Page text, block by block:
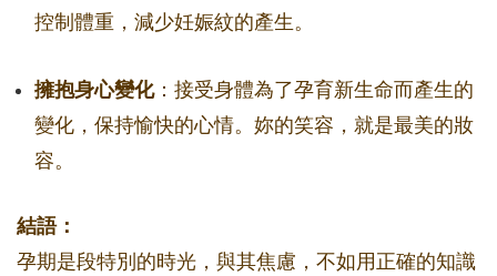
控制體重，減少妊娠紋的產生。
擁抱身心變化：接受身體為了孕育新生命而產生的
變化，保持愉快的心情。妳的笑容，就是最美的妝
容。
結語：
孕期是段特別的時光，與其焦慮，不如用正確的知識